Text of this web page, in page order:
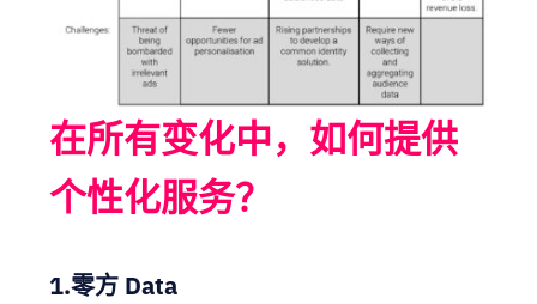
在所有变化中，如何提供
个性化服务？
1.零方 Data